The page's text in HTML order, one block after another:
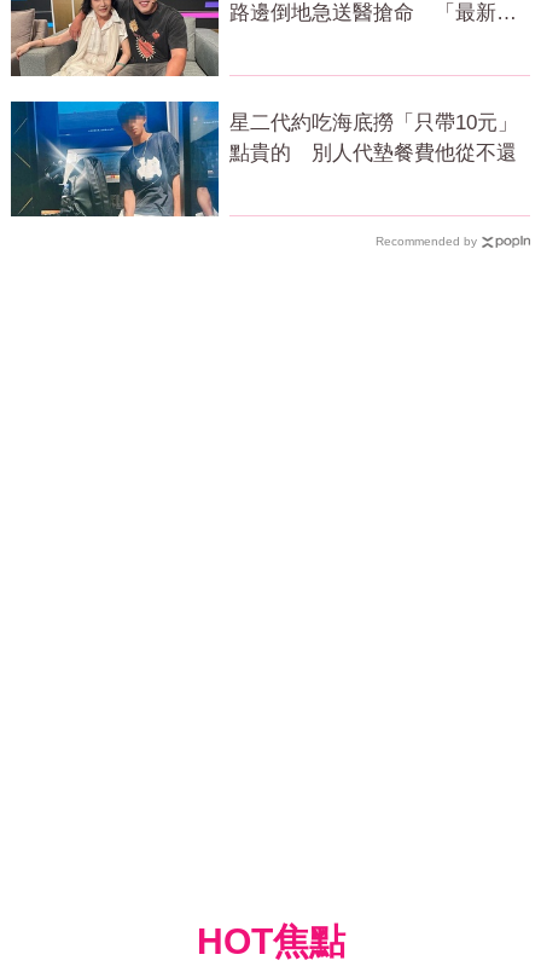
路邊倒地急送醫搶命 「最新傷
星二代約吃海底撈「只帶10元」
點貴的 別人代墊餐費他從不還
Recommended by
HOT焦點